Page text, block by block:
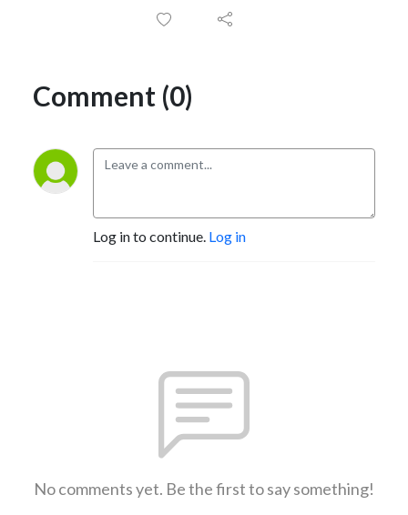
Comment (0)
Log in to continue. Log in
No comments yet. Be the first to say something!